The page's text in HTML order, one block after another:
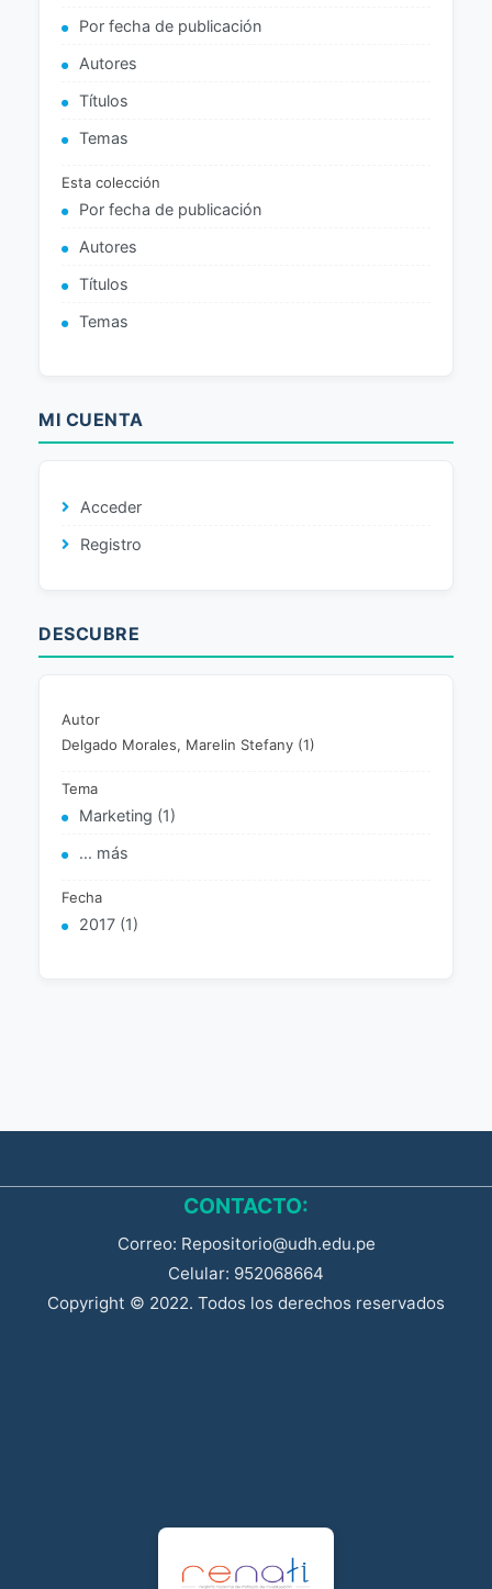
Por fecha de publicación
Autores
Títulos
Temas
Esta colección
Por fecha de publicación
Autores
Títulos
Temas
MI CUENTA
Acceder
Registro
DESCUBRE
Autor
Delgado Morales, Marelin Stefany (1)
Tema
Marketing (1)
... más
Fecha
2017 (1)
CONTACTO:
Correo: Repositorio@udh.edu.pe
Celular: 952068664
Copyright © 2022. Todos los derechos reservados